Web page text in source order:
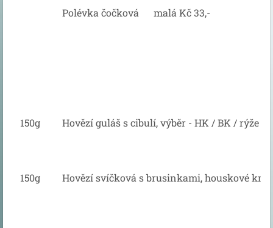
Polévka čočková malá Kč 33,-
150g Hovězí guláš s cibulí, výběr - HK / BK / rýže /
150g Hovězí svíčková s brusinkami, houskové